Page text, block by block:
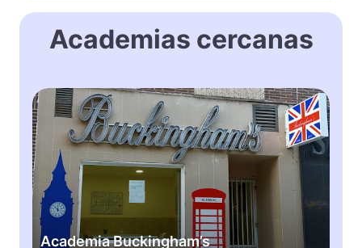
Academias cercanas
Academia Buckingham’s
A
c
a
d
e
m